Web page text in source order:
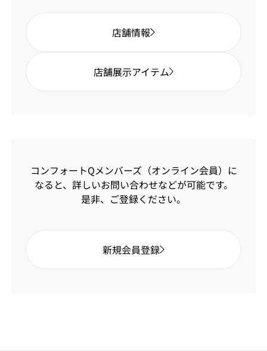
店舗情報
店舗展示アイテム
コンフォートQメンバーズ（オンライン会員）に
なると、 詳しいお問い合わせなどが可能です。
是非、ご登録ください。
新規会員登録